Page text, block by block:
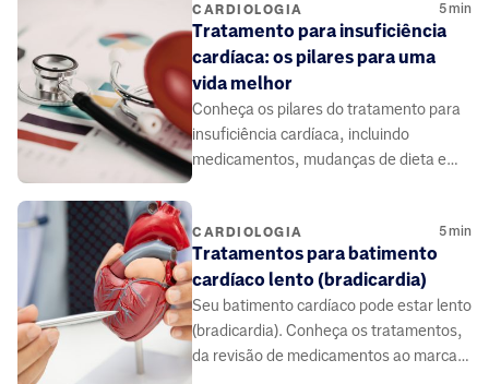
CARDIOLOGIA 5min
Tratamento para insuficiência
cardíaca: os pilares para uma
vida melhor
Conheça os pilares do tratamento para
insuficiência cardíaca, incluindo
medicamentos, mudanças de dieta e
CARDIOLOGIA 5min
Tratamentos para batimento
cardíaco lento (bradicardia)
Seu batimento cardíaco pode estar lento
(bradicardia). Conheça os tratamentos,
da revisão de medicamentos ao marca-